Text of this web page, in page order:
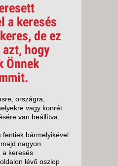
a keresés
de ez
hogy
Önnek
országra,
vagy konrét
van beállítva.
fentiek bármelyikével
nagyon
a keresés
lévő oszlop